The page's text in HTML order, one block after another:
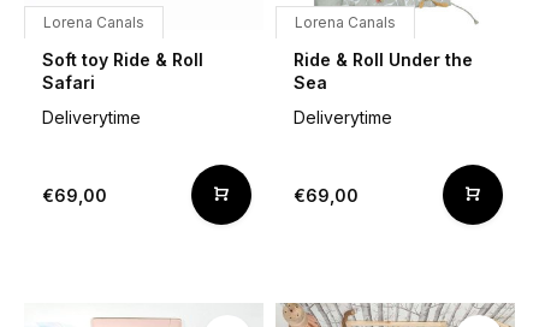
Lorena Canals
Soft toy Ride & Roll
Safari
Deliverytime
€69,00
Lorena Canals
Ride & Roll Under the
Sea
Deliverytime
€69,00